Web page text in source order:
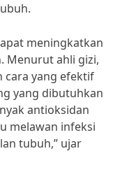
meningkatkan
Menurut ahli gizi,
cara yang efektif
yang dibutuhkan
antioksidan
melawan infeksi
tubuh,” ujar